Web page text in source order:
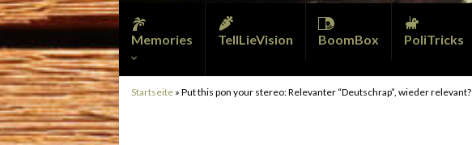
Memories TellLieVision BoomBox PoliTricks
Startseite » Put this pon your stereo: Relevanter “Deutschrap”, wieder relevant?